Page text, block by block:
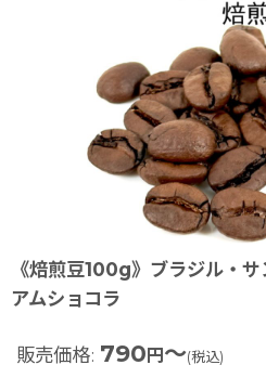
《焙煎豆100g》ブラジル・
アムショコラ
販売価格: 790 円 ～(税込)